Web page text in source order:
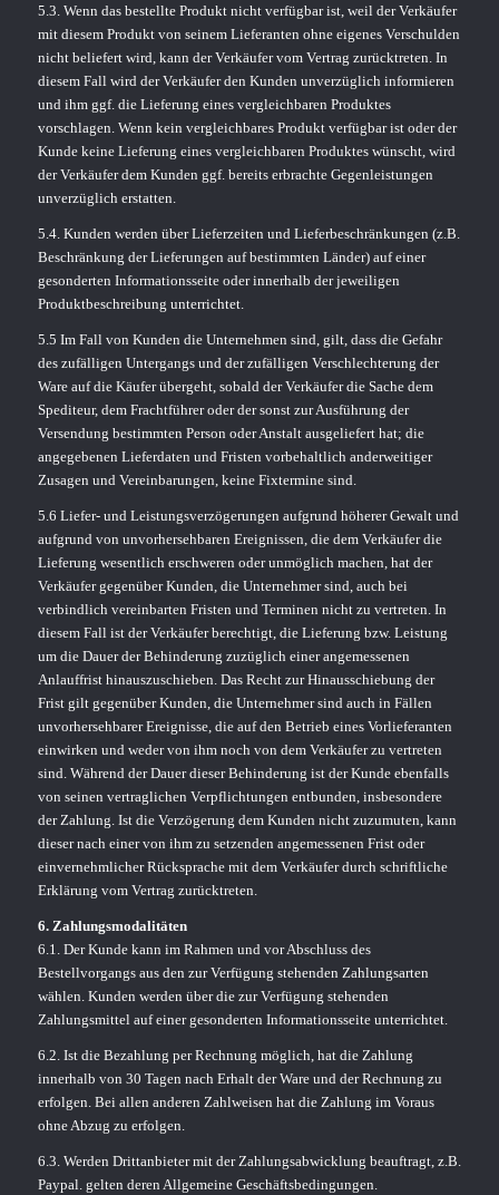
5.3. Wenn das bestellte Produkt nicht verfügbar ist, weil der Verkäufer
mit diesem Produkt von seinem Lieferanten ohne eigenes Verschulden
nicht beliefert wird, kann der Verkäufer vom Vertrag zurücktreten. In
diesem Fall wird der Verkäufer den Kunden unverzüglich informieren
und ihm ggf. die Lieferung eines vergleichbaren Produktes
vorschlagen. Wenn kein vergleichbares Produkt verfügbar ist oder der
Kunde keine Lieferung eines vergleichbaren Produktes wünscht, wird
der Verkäufer dem Kunden ggf. bereits erbrachte Gegenleistungen
unverzüglich erstatten.
5.4. Kunden werden über Lieferzeiten und Lieferbeschränkungen (z.B.
Beschränkung der Lieferungen auf bestimmten Länder) auf einer
gesonderten Informationsseite oder innerhalb der jeweiligen
Produktbeschreibung unterrichtet.
5.5 Im Fall von Kunden die Unternehmen sind, gilt, dass die Gefahr
des zufälligen Untergangs und der zufälligen Verschlechterung der
Ware auf die Käufer übergeht, sobald der Verkäufer die Sache dem
Spediteur, dem Frachtführer oder der sonst zur Ausführung der
Versendung bestimmten Person oder Anstalt ausgeliefert hat; die
angegebenen Lieferdaten und Fristen vorbehaltlich anderweitiger
Zusagen und Vereinbarungen, keine Fixtermine sind.
5.6 Liefer- und Leistungsverzögerungen aufgrund höherer Gewalt und
aufgrund von unvorhersehbaren Ereignissen, die dem Verkäufer die
Lieferung wesentlich erschweren oder unmöglich machen, hat der
Verkäufer gegenüber Kunden, die Unternehmer sind, auch bei
verbindlich vereinbarten Fristen und Terminen nicht zu vertreten. In
diesem Fall ist der Verkäufer berechtigt, die Lieferung bzw. Leistung
um die Dauer der Behinderung zuzüglich einer angemessenen
Anlauffrist hinauszuschieben. Das Recht zur Hinausschiebung der
Frist gilt gegenüber Kunden, die Unternehmer sind auch in Fällen
unvorhersehbarer Ereignisse, die auf den Betrieb eines Vorlieferanten
einwirken und weder von ihm noch von dem Verkäufer zu vertreten
sind. Während der Dauer dieser Behinderung ist der Kunde ebenfalls
von seinen vertraglichen Verpflichtungen entbunden, insbesondere
der Zahlung. Ist die Verzögerung dem Kunden nicht zuzumuten, kann
dieser nach einer von ihm zu setzenden angemessenen Frist oder
einvernehmlicher Rücksprache mit dem Verkäufer durch schriftliche
Erklärung vom Vertrag zurücktreten.
6. Zahlungsmodalitäten
6.1. Der Kunde kann im Rahmen und vor Abschluss des
Bestellvorgangs aus den zur Verfügung stehenden Zahlungsarten
wählen. Kunden werden über die zur Verfügung stehenden
Zahlungsmittel auf einer gesonderten Informationsseite unterrichtet.
6.2. Ist die Bezahlung per Rechnung möglich, hat die Zahlung
innerhalb von 30 Tagen nach Erhalt der Ware und der Rechnung zu
erfolgen. Bei allen anderen Zahlweisen hat die Zahlung im Voraus
ohne Abzug zu erfolgen.
6.3. Werden Drittanbieter mit der Zahlungsabwicklung beauftragt, z.B.
Paypal. gelten deren Allgemeine Geschäftsbedingungen.